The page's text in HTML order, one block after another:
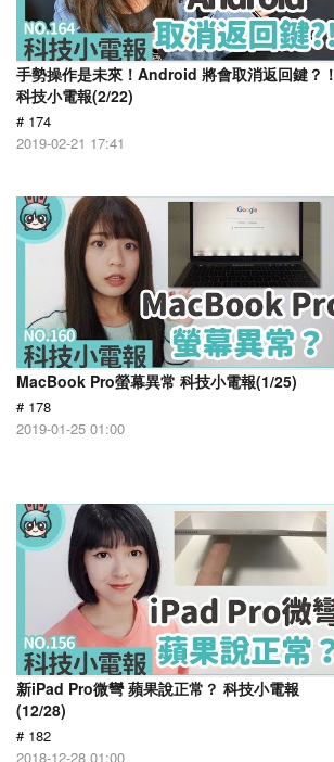
手勢操作是未來！Android 將會取消返回鍵？！
科技小電報(2/22)
# 174
2019-02-21 17:41
MacBook Pro螢幕異常 科技小電報(1/25)
# 178
2019-01-25 01:00
新iPad Pro微彎 蘋果說正常？ 科技小電報
(12/28)
# 182
2018-12-28 01:00